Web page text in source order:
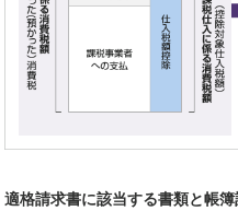
適格請求書に該当する書類と帳